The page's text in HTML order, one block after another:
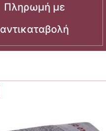
Πληρωμή με
αντικαταβολή